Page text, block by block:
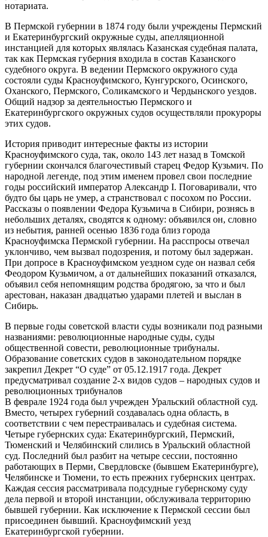
нотариата.
В Пермской губернии в 1874 году были учреждены Пермский
и Екатеринбургский окружные суды, апелляционной
инстанцией для которых являлась Казанская судебная палата,
так как Пермская губерния входила в состав Казанского
судебного округа. В ведении Пермского окружного суда
состояли суды Красноуфимского, Кунгурского, Осинского,
Оханского, Пермского, Соликамского и Чердынского уездов.
Общий надзор за деятельностью Пермского и
Екатеринбургского окружных судов осуществляли прокуроры
этих судов.
История приводит интересные факты из истории
Красноуфимского суда, так, около 143 лет назад в Томской
губернии скончался благочестивый старец Федор Кузьмич. По
народной легенде, под этим именем провел свои последние
годы российский император Александр I. Поговаривали, что
будто бы царь не умер, а странствовал с посохом по России.
Рассказы о появлении Федора Кузьмича в Сибири, рознясь в
небольших деталях, сводятся к одному: объявился он, словно
из небытия, ранней осенью 1836 года близ города
Красноуфимска Пермской губернии. На расспросы отвечал
уклончиво, чем вызвал подозрения, и потому был задержан.
При допросе в Красноуфимском уездном суде он назвал себя
Феодором Кузьмичом, а от дальнейших показаний отказался,
объявил себя непомнящим родства бродягою, за что и был
арестован, наказан двадцатью ударами плетей и выслан в
Сибирь.
В первые годы советской власти суды возникали под разными
названиями: революционные народные суды, суды
общественной совести, революционные трибуналы.
Образование советских судов в законодательном порядке
закрепил Декрет “О суде” от 05.12.1917 года. Декрет
предусматривал создание 2-х видов судов – народных судов и
революционных трибуналов
В феврале 1924 года был учрежден Уральский областной суд.
Вместо, четырех гу­берний создавалась одна область, в
соответствии с чем перестраивалась и судебная система.
Четыре губернских суда: Екатеринбургский, Пермский,
Тюменский и Челябин­ский слились в Уральский областной
суд. Последний был разбит на четыре сессии, постоянно
работающих в Перми, Свердловске (бывшем Екатеринбурге),
Челябинске и Тюмени, то есть прежних губернских центрах.
Каждая сессия рассматривала подсуд­ные губернскому суду
дела первой и второй инстанции, обслуживала территорию
бывшей губернии. Как исключение к Пермской сессии был
присоединен бывший. Красноуфимский уезд
Екатеринбургской губернии.